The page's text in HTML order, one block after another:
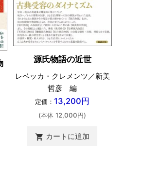
源氏物語の近世
レベッカ・クレメンツ／新美
哲彦 編
定価： 13,200円
(本体 12,000円)
shopping_cart カートに追加